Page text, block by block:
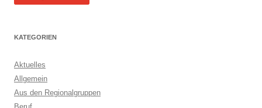
KATEGORIEN
Aktuelles
Allgemein
Aus den Regionalgruppen